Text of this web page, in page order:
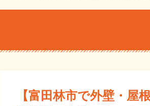
【富田林市で外壁・屋